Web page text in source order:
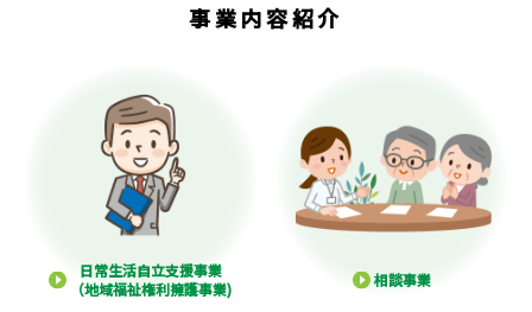
事業内容紹介
日常生活自立支援事業
（地域福祉権利擁護事業)
相談事業